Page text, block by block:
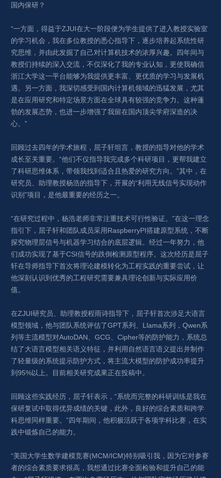
国内保研？
“一方面，得益于ZJUI在大一阶段便为学生提供了进入教授实验室
的学习机会，我在多位教授的悉心指导下，逐步培养起系统性研
究思维，并由此发掘了自己对计算机技术的浓厚兴趣。四年间与
教授们持续的深入交流，不仅深化了我的专业认知，更使我确信
浙江大学这一平台能够为我提供更丰富、更优质的学习与发展机
遇。另一方面，我深切感受到国内计算机领域的迅猛发展，尤其
是在应用研究和特定场景方面在全球具有较强的竞争力。这种蓬
勃的发展态势，也进一步增强了我留在国内顶尖学府深造的决
心。”
回顾过去四年的学术旅程，屈子轩坦言，教授的指导对他的学术
成长至关重要。“他们不仅指导我完成多个科研项目，更帮我建立
了科研思维体系，带领我找到适合且热爱的研究方向。”其中，在
研究员、助理教授杨浩的指导下，开展的“利用无线信号实现动作
识别”项目，是他最重要的经历之一。
“在研究过程中，杨浩老师非常注重技术可行性验证。”在这一理念
指引下，屈子轩和团队成员采用RaspberryPI搭建原型系统，不断
探究物理层信号与机器学习结合的底层逻辑。经过一年努力，他
们成功实现了基于CSI信号的跌倒检测原型程序。这次经历是屈子
轩在导师指导下首次将理论建模转化为工程实践的重要尝试，让
他深刻认识到优秀的工程研究需要兼具理论创新与实际应用价
值。
在ZJUI研究员、助理教授程雨诗指导下，屈子轩首次涉足大语言
模型领域，他与团队系统评估了GPT系列、Llama系列，Qwen系
列等主流模型对AutoDAN、GCG、Cipher等的防护能力，系统总
结了大语言模型相关语义特征，并利用自然语言语义提出并制作
了轻量级的系统提示防护方式，将主流大模型的防护成功率提升
到95%以上。目前相关研究成果正在投稿中。
回顾这些实践经历，屈子轩表示，“系统而完整的科研训练是我在
保研复试中取得优异成绩的关键，此外，良好的综合素质和跨学
科思维同样重要。”四年期间，他积极活跃于各项学科比赛，在实
践中锻炼自己的能力。
“美国大学生数学建模竞赛(MCM/ICM)特别吸引我，因为它对参赛
者的综合素质要求很高，我想通过比赛全面检验和提升自己的能